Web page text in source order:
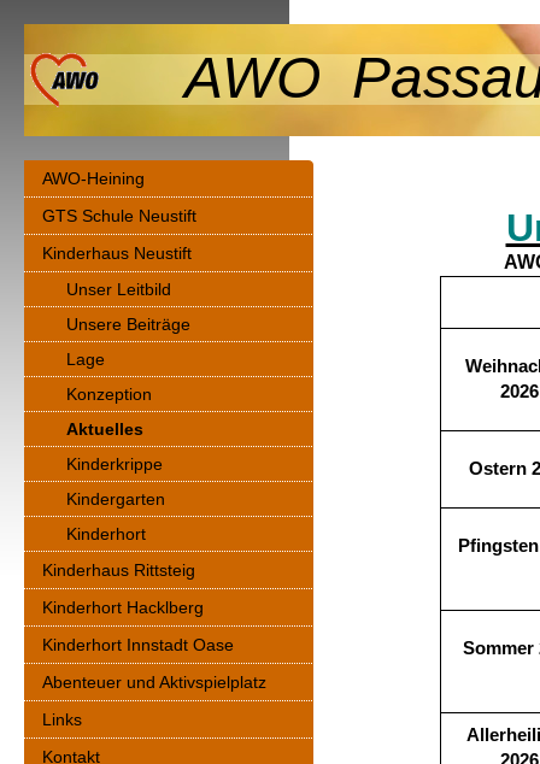
AWO
2026
Ostern
Sommer
AWO-Heining
GTS Schule Neustift
Kinderhaus Neustift
Unser Leitbild
Unsere Beiträge
Lage
Konzeption
Aktuelles
Kinderkrippe
Kindergarten
Kinderhort
Kinderhaus Rittsteig
Kinderhort Hacklberg
Kinderhort Innstadt Oase
Abenteuer und Aktivspielplatz
Links
Kontakt